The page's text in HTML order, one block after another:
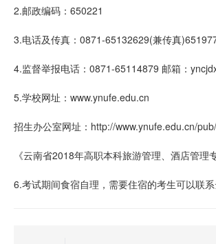
2.邮政编码：650221
3.电话及传真：0871-65132629(兼传真
4.监督举报电话：0871-65114879 邮箱：
5.学校网址：www.ynufe.edu.cn
招生办公室网址：http://www.ynufe.edu.cn/
《云南省2018年高职本科旅游管理、酒店管
6.考试期间食宿自理，需要住宿的考生可以联